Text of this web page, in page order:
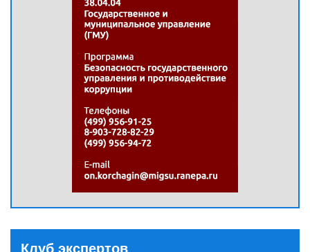
Клуб экспертов